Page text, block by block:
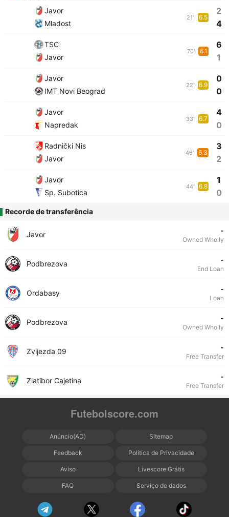
Javor
Mladost
21' 6.5
2
4
TSC
Javor
70' 6.1
6
1
Javor
IMT Novi Beograd
22' 6.9
0
0
Javor
Napredak
33' 6.7
4
0
Radnički Nis
Javor
46' 6.3
3
2
Javor
Sp. Subotica
44' 6.8
1
0
Recorde de transferência
Javor -
Owned Wholly
Podbrezova -
End Loan
Ordabasy -
Loan
Podbrezova -
Owned Wholly
Zvijezda 09 -
Free Transfer
Zlatibor Cajetina -
Free Transfer
Futebolscore.com
Anúncio(AD) Sitemap
Feedback Política de Privacidade
Aviso Livescore Grátis
FAQ Serviço de dados